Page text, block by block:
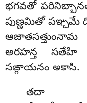
భగవతో
పుణ్ణమితో పఞ్చమే
అరహన్త సతేహి
సఙ్గాయనం అకాసి.
తదా